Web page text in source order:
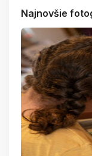
Najnovšie